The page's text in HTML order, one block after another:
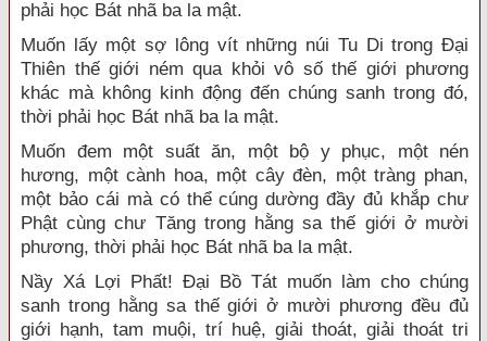
phải học Bát nhã ba la mật.
Muốn lấy một sợ lông vít những núi Tu Di trong Đại
Thiên thế giới ném qua khỏi vô số thế giới phương
khác mà không kinh động đến chúng sanh trong đó,
thời phải học Bát nhã ba la mật.
Muốn đem một suất ăn, một bộ y phục, một nén
hương, một cành hoa, một cây đèn, một tràng phan,
một bảo cái mà có thể cúng dường đầy đủ khắp chư
Phật cùng chư Tăng trong hằng sa thế giới ở mười
phương, thời phải học Bát nhã ba la mật.
Nầy Xá Lợi Phất! Đại Bồ Tát muốn làm cho chúng
sanh trong hằng sa thế giới ở mười phương đều đủ
giới hạnh, tam muội, trí huệ, giải thoát, giải thoát tri